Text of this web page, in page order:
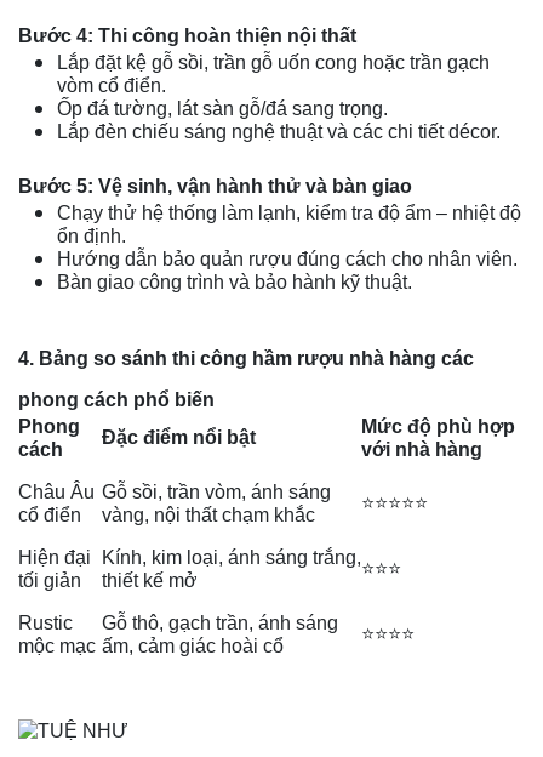
Bước 4: Thi công hoàn thiện nội thất
Lắp đặt kệ gỗ sồi, trần gỗ uốn cong hoặc trần gạch
vòm cổ điển.
Ốp đá tường, lát sàn gỗ/đá sang trọng.
Lắp đèn chiếu sáng nghệ thuật và các chi tiết décor.
Bước 5: Vệ sinh, vận hành thử và bàn giao
Chạy thử hệ thống làm lạnh, kiểm tra độ ẩm – nhiệt độ
ổn định.
Hướng dẫn bảo quản rượu đúng cách cho nhân viên.
Bàn giao công trình và bảo hành kỹ thuật.
4. Bảng so sánh thi công hầm rượu nhà hàng các
phong cách phổ biến
Phong
cách
Đặc điểm nổi bật
Mức độ phù hợp
với nhà hàng
Châu Âu
cổ điển
Gỗ sồi, trần vòm, ánh sáng
vàng, nội thất chạm khắc
⭐⭐⭐⭐⭐
Hiện đại
tối giản
Kính, kim loại, ánh sáng trắng,
thiết kế mở
⭐⭐⭐
Rustic
mộc mạc
Gỗ thô, gạch trần, ánh sáng
ấm, cảm giác hoài cổ
⭐⭐⭐⭐